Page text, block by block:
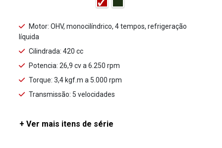
Motor: OHV, monocilíndrico, 4 tempos, refrigeração
líquida
Cilindrada: 420 cc
Potencia: 26,9 cv a 6.250 rpm
Torque: 3,4 kgf.m a 5.000 rpm
Transmissão: 5 velocidades
+ Ver mais itens de série